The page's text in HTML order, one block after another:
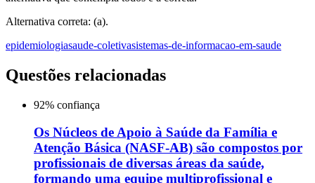
Alternativa correta: (a).
epidemiologiasaude-coletivasistemas-de-informacao-em-saude
Questões relacionadas
92% confiança
Os Núcleos de Apoio à Saúde da Família e
Atenção Básica (NASF-AB) são compostos por
profissionais de diversas áreas da saúde,
formando uma equipe multiprofissional e